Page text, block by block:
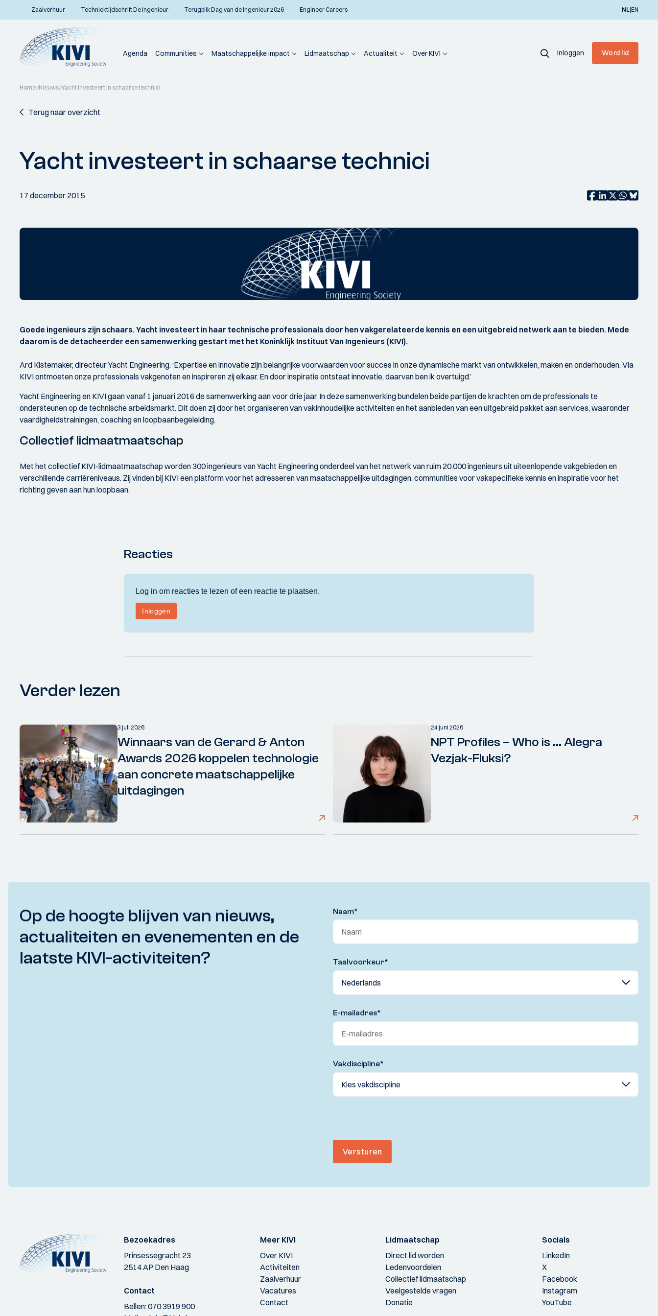
Zaalverhuur Techniektijdschrift De Ingenieur Terugblik Dag van de Ingenieur 2026 Engineer Careers NL|EN
Agenda Communities Maatschappelijke impact Lidmaatschap Actualiteit Over KIVI Inloggen Word lid
Home Nieuws Yacht investeert in schaarse technici
Terug naar overzicht
Yacht investeert in schaarse technici
17 december 2015
Goede ingenieurs zijn schaars. Yacht investeert in haar technische professionals door hen vakgerelateerde kennis en een uitgebreid netwerk aan te bieden. Mede
daarom is de detacheerder een samenwerking gestart met het Koninklijk Instituut Van Ingenieurs (KIVI).
Ard Kistemaker, directeur Yacht Engineering: ‘Expertise en innovatie zijn belangrijke voorwaarden voor succes in onze dynamische markt van ontwikkelen, maken en onderhouden. Via
KIVI ontmoeten onze professionals vakgenoten en inspireren zij elkaar. En door inspiratie ontstaat innovatie, daarvan ben ik overtuigd.’
Yacht Engineering en KIVI gaan vanaf 1 januari 2016 de samenwerking aan voor drie jaar. In deze samenwerking bundelen beide partijen de krachten om de professionals te
ondersteunen op de technische arbeidsmarkt. Dit doen zij door het organiseren van vakinhoudelijke activiteiten en het aanbieden van een uitgebreid pakket aan services, waaronder
vaardigheidstrainingen, coaching en loopbaanbegeleiding.
Collectief lidmaatmaatschap
Met het collectief KIVI-lidmaatmaatschap worden 300 ingenieurs van Yacht Engineering onderdeel van het netwerk van ruim 20.000 ingenieurs uit uiteenlopende vakgebieden en
verschillende carrièreniveaus. Zij vinden bij KIVI een platform voor het adresseren van maatschappelijke uitdagingen, communities voor vakspecifieke kennis en inspiratie voor het
richting geven aan hun loopbaan.
Reacties
Verder lezen
3 juli 2026
Winnaars van de Gerard & Anton
Awards 2026 koppelen technologie
aan concrete maatschappelijke
uitdagingen
24 juni 2026
NPT Profiles – Who is ... Alegra
Vezjak-Fluksi?
Op de hoogte blijven van nieuws,
actualiteiten en evenementen en de
laatste KIVI-activiteiten?
Naam*
Taalvoorkeur*
E-mailadres*
Vakdiscipline*
Versturen
Bezoekadres
Prinsessegracht 23
2514 AP Den Haag
Contact
Bellen:070 3919 900
Meer KIVI
Over KIVI
Activiteiten
Zaalverhuur
Vacatures
Contact
Lidmaatschap
Direct lid worden
Ledenvoordelen
Collectief lidmaatschap
Veelgestelde vragen
Donatie
Socials
LinkedIn
X
Facebook
Instagram
YouTube